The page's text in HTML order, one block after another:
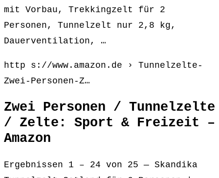
mit Vorbau, Trekkingzelt für 2
Personen, Tunnelzelt nur 2,8 kg,
Dauerventilation, …
http s://www.amazon.de › Tunnelzelte-
Zwei-Personen-Z…
Zwei Personen / Tunnelzelte
/ Zelte: Sport & Freizeit –
Amazon
Ergebnissen 1 – 24 von 25 — Skandika